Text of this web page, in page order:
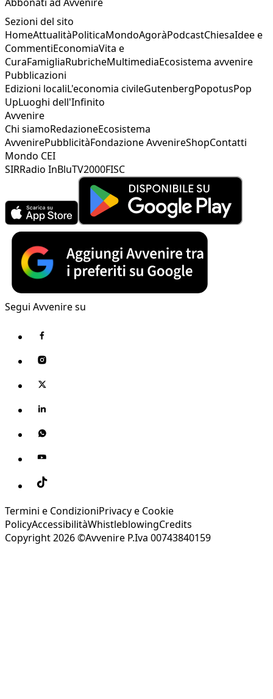
Sezioni del sito
HomeAttualitàPoliticaMondoAgoràPodcastChiesaIdee e
CommentiEconomiaVita e
CuraFamigliaRubricheMultimediaEcosistema avvenire
Pubblicazioni
Edizioni localiL'economia civileGutenbergPopotusPop
UpLuoghi dell'Infinito
Avvenire
Chi siamoRedazioneEcosistema
AvvenirePubblicitàFondazione AvvenireShopContatti
Mondo CEI
SIRRadio InBluTV2000FISC
Segui Avvenire su
Termini e CondizioniPrivacy e Cookie
PolicyAccessibilitàWhistleblowingCredits
Copyright 2026 ©Avvenire P.Iva 00743840159